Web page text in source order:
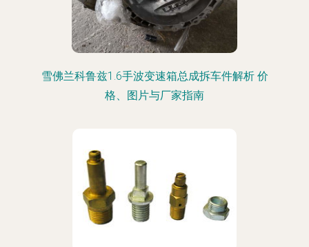
雪佛兰科鲁兹1.6手波变速箱总成拆车件解析 价
格、图片与厂家指南